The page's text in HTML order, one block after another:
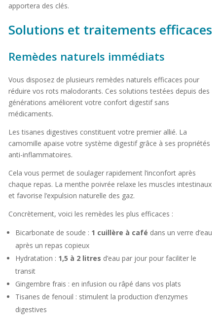
apportera des clés.
Solutions et traitements efficaces
Remèdes naturels immédiats
Vous disposez de plusieurs remèdes naturels efficaces pour
réduire vos rots malodorants. Ces solutions testées depuis des
générations améliorent votre confort digestif sans
médicaments.
Les tisanes digestives constituent votre premier allié. La
camomille apaise votre système digestif grâce à ses propriétés
anti-inflammatoires.
Cela vous permet de soulager rapidement l’inconfort après
chaque repas. La menthe poivrée relaxe les muscles intestinaux
et favorise l’expulsion naturelle des gaz.
Concrètement, voici les remèdes les plus efficaces :
Bicarbonate de soude : 1 cuillère à café dans un verre d’eau
après un repas copieux
Hydratation : 1,5 à 2 litres d’eau par jour pour faciliter le
transit
Gingembre frais : en infusion ou râpé dans vos plats
Tisanes de fenouil : stimulent la production d’enzymes
digestives